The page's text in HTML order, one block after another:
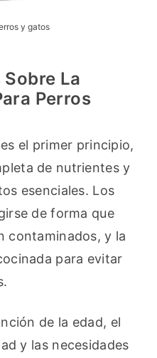
y gatos
La
Perros
el primer principio,
de nutrientes y
esenciales. Los
de forma que
contaminados, y la
para evitar
de la edad, el
y las necesidades